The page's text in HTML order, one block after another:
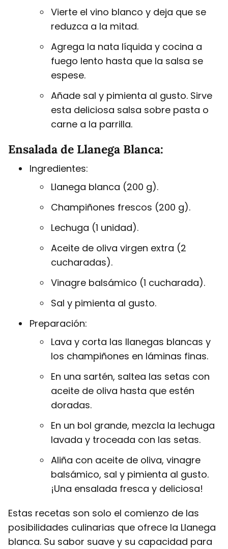
Vierte el vino blanco y deja que se
reduzca a la mitad.
Agrega la nata líquida y cocina a
fuego lento hasta que la salsa se
espese.
Añade sal y pimienta al gusto. Sirve
esta deliciosa salsa sobre pasta o
carne a la parrilla.
Ensalada de Llanega Blanca:
Ingredientes:
Llanega blanca (200 g).
Champiñones frescos (200 g).
Lechuga (1 unidad).
Aceite de oliva virgen extra (2
cucharadas).
Vinagre balsámico (1 cucharada).
Sal y pimienta al gusto.
Preparación:
Lava y corta las llanegas blancas y
los champiñones en láminas finas.
En una sartén, saltea las setas con
aceite de oliva hasta que estén
doradas.
En un bol grande, mezcla la lechuga
lavada y troceada con las setas.
Aliña con aceite de oliva, vinagre
balsámico, sal y pimienta al gusto.
¡Una ensalada fresca y deliciosa!
Estas recetas son solo el comienzo de las
posibilidades culinarias que ofrece la Llanega
blanca. Su sabor suave y su capacidad para